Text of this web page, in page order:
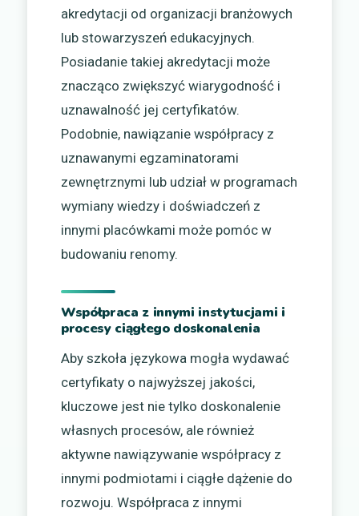
akredytacji od organizacji branżowych
lub stowarzyszeń edukacyjnych.
Posiadanie takiej akredytacji może
znacząco zwiększyć wiarygodność i
uznawalność jej certyfikatów.
Podobnie, nawiązanie współpracy z
uznawanymi egzaminatorami
zewnętrznymi lub udział w programach
wymiany wiedzy i doświadczeń z
innymi placówkami może pomóc w
budowaniu renomy.
Współpraca z innymi instytucjami i
procesy ciągłego doskonalenia
Aby szkoła językowa mogła wydawać
certyfikaty o najwyższej jakości,
kluczowe jest nie tylko doskonalenie
własnych procesów, ale również
aktywne nawiązywanie współpracy z
innymi podmiotami i ciągłe dążenie do
rozwoju. Współpraca z innymi